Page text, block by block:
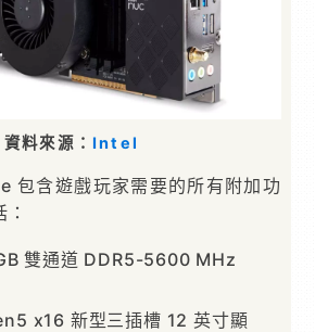
資料來源： Intel
包含遊戲玩家需要的所有附加功
雙通道 DDR5-5600 MHz
x16 新型三​​插槽 12 英寸顯